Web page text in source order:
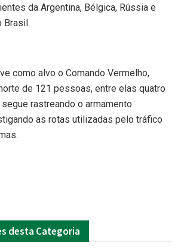
da Argentina, Bélgica, Rússia e
Brasil.
como alvo o Comando Vermelho,
de 121 pessoas, entre elas quatro
rastreando o armamento
as rotas utilizadas pelo tráfico
desta Categoria